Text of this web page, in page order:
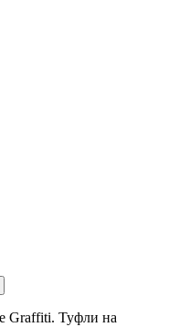
Graffiti. Туфли на